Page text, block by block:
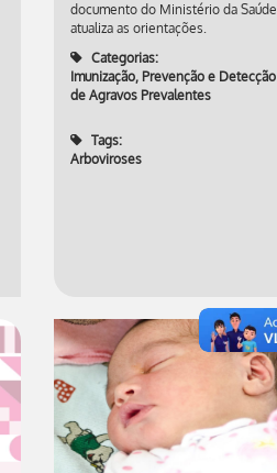
documento do Ministério da Saúde
atualiza as orientações.
Categorias:
Imunização, Prevenção e Detecção
de Agravos Prevalentes
Tags:
Arboviroses